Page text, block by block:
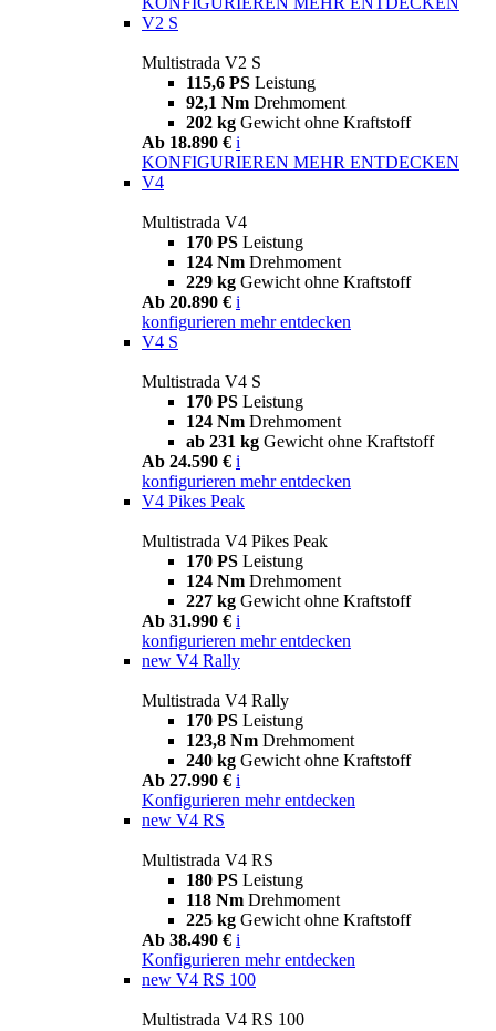
V2 S
Multistrada V2 S
115,6 PS Leistung
92,1 Nm Drehmoment
202 kg Gewicht ohne Kraftstoff
Ab 18.890 € i
KONFIGURIEREN MEHR ENTDECKEN
V4
Multistrada V4
170 PS Leistung
124 Nm Drehmoment
229 kg Gewicht ohne Kraftstoff
Ab 20.890 € i
konfigurieren mehr entdecken
V4 S
Multistrada V4 S
170 PS Leistung
124 Nm Drehmoment
ab 231 kg Gewicht ohne Kraftstoff
Ab 24.590 € i
konfigurieren mehr entdecken
V4 Pikes Peak
Multistrada V4 Pikes Peak
170 PS Leistung
124 Nm Drehmoment
227 kg Gewicht ohne Kraftstoff
Ab 31.990 € i
konfigurieren mehr entdecken
new V4 Rally
Multistrada V4 Rally
170 PS Leistung
123,8 Nm Drehmoment
240 kg Gewicht ohne Kraftstoff
Ab 27.990 € i
Konfigurieren mehr entdecken
new V4 RS
Multistrada V4 RS
180 PS Leistung
118 Nm Drehmoment
225 kg Gewicht ohne Kraftstoff
Ab 38.490 € i
Konfigurieren mehr entdecken
new V4 RS 100
Multistrada V4 RS 100